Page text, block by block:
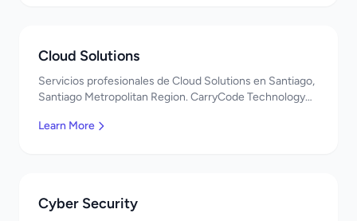
Cloud Solutions
Servicios profesionales de Cloud Solutions en Santiago,
Santiago Metropolitan Region. CarryCode Technology
Learn More
Cyber Security